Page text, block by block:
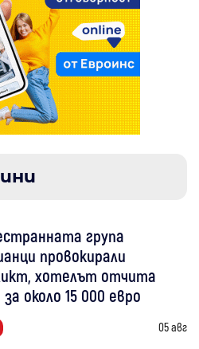
група
провокирали
хотелът отчита
около 15 000 евро
05 авг